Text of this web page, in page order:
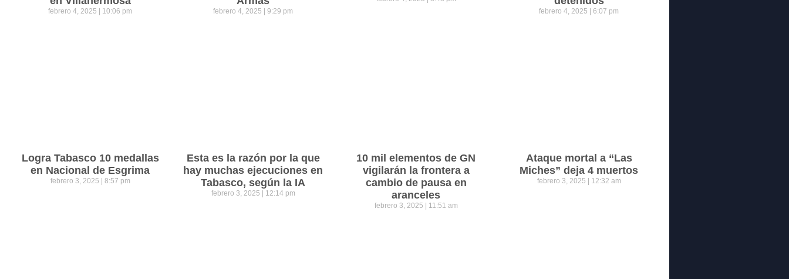
febrero 4, 2025 10:06 pm febrero 4, 2025 9:29 pm febrero 4, 2025 6:07 pm
Logra Tabasco 10 medallas
en Nacional de Esgrima
febrero 3, 2025 8:57 pm
Esta es la razón por la que
hay muchas ejecuciones en
Tabasco, según la IA
febrero 3, 2025 12:14 pm
10 mil elementos de GN
vigilarán la frontera a
cambio de pausa en
aranceles
febrero 3, 2025 11:51 am
Ataque mortal a “Las
Miches” deja 4 muertos
febrero 3, 2025 12:32 am